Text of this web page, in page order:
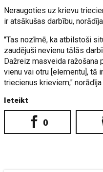
Neraugoties uz krievu
ir atsākušas darbību,
"Tas nozīmē, ka atbilstoši
zaudējuši nevienu tālās
Dažreiz masveida ražošana
vienu vai otru [elementu], tā
triecienus krieviem,"
Ieteikt
0